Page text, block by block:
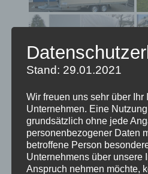
Pritschenhochlader
Pritschenhochlader
Stand: 29.01.2021
Wir freuen uns sehr über Ihr
Unternehmen. Eine
grundsätzlich ohne jede
personenbezogener Daten
betroffene Person
Unternehmens über unsere
Anspruch nehmen möchte,